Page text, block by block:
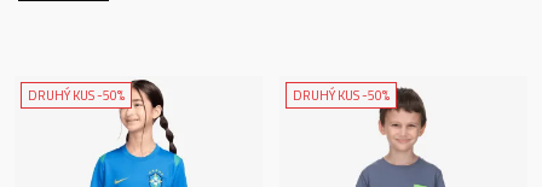
DRUHÝ KUS -50% DRUHÝ KUS -50%